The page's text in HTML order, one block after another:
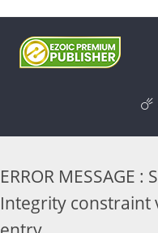
☄
ERROR MESSAGE :
Integrity constraint